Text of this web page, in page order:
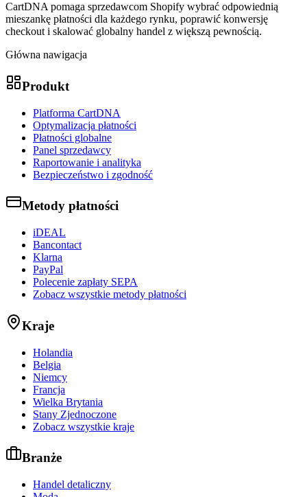
CartDNA pomaga sprzedawcom Shopify wybrać odpowiednią
mieszankę płatności dla każdego rynku, poprawić konwersję
checkout i skalować globalny handel z większą pewnością.
Główna nawigacja
Produkt
Platforma CartDNA
Optymalizacja płatności
Płatności globalne
Panel sprzedawcy
Raportowanie i analityka
Bezpieczeństwo i zgodność
Metody płatności
iDEAL
Bancontact
Klarna
PayPal
Polecenie zapłaty SEPA
Zobacz wszystkie metody płatności
Kraje
Holandia
Belgia
Niemcy
Francja
Wielka Brytania
Stany Zjednoczone
Zobacz wszystkie kraje
Branże
Handel detaliczny